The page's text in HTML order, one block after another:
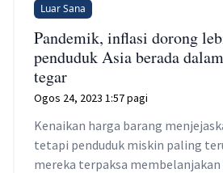
Luar Sana
Pandemik, inflasi dorong
penduduk Asia berada
tegar
Ogos 24, 2023 1:57 pagi
Kenaikan harga barang
tetapi penduduk miskin paling
mereka terpaksa